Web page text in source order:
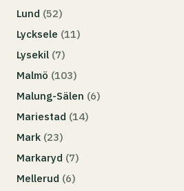
Lund (52)
Lycksele (11)
Lysekil (7)
Malmö (103)
Malung-Sälen (6)
Mariestad (14)
Mark (23)
Markaryd (7)
Mellerud (6)